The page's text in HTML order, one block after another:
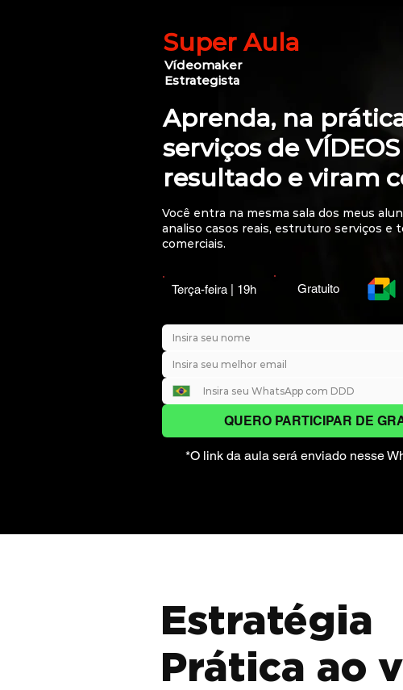
Super Aula
Vídeomaker
Estrategista
Aprenda, na
serviços de
resultado e viram
QUERO PARTICIPAR DE
*O link da aula será enviado nesse
Terça-feira | 19h
Você entra na mesma sala dos meus
analiso casos reais, estruturo serviços e
comerciais.
Gratuito
Estratégia
Prática ao